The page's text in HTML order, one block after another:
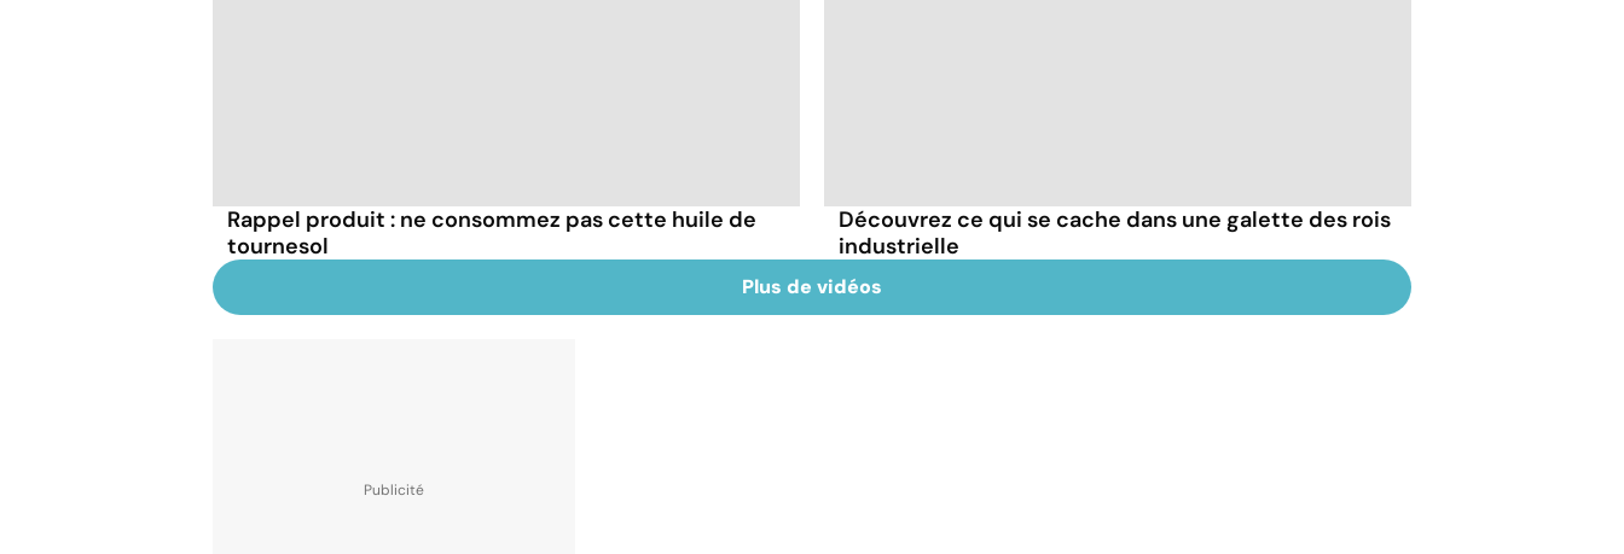
Rappel produit : ne consommez pas cette huile de
tournesol
Découvrez ce qui se cache dans une galette des rois
industrielle
Plus de vidéos